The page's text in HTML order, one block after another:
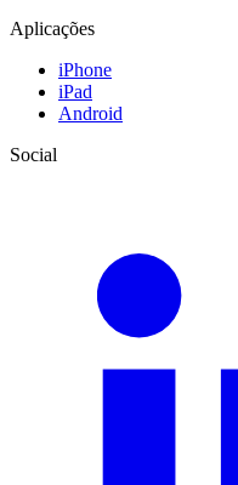
Aplicações
iPhone
iPad
Android
Social